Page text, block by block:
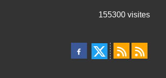
155300 visites